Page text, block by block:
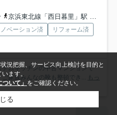
京浜東北線「西日暮里」駅 徒歩9分
ノベーション済
リフォーム済
ムキッチンの中古マンションで
家族みんなの靴も整頓でき...
もっ
況把握、サービス向上検討を目的と
ます。
いて」 をご確認ください。
る